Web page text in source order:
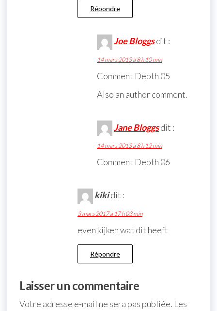
Répondre
Joe Bloggsdit :
14 mars 2013 à 8 h 10 min
Comment Depth 05
Also an author comment.
Jane Bloggsdit :
14 mars 2013 à 8 h 12 min
Comment Depth 06
kikidit :
3 mars 2017 à 17 h 03 min
even kijken wat dit heeft
Répondre
Laisser un commentaire
Votre adresse e-mail ne sera pas publiée. Les